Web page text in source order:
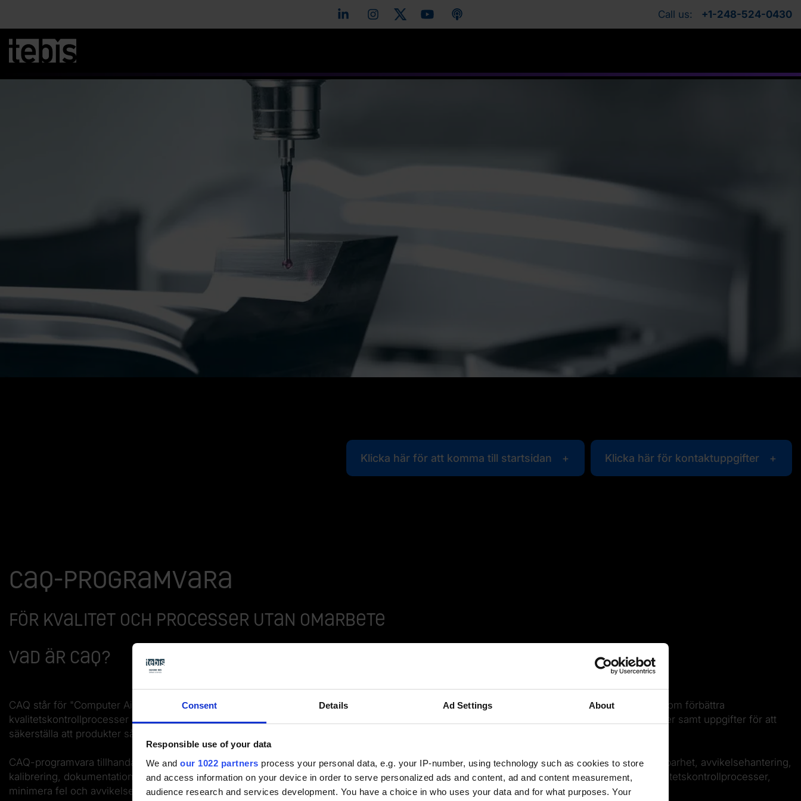
Consent Details Ad Settings About
Responsible use of your data
We and our 1022 partners process your personal data, e.g. your IP-number, using technology such as cookies to store
and access information on your device in order to serve personalized ads and content, ad and content measurement,
audience research and services development. You have a choice in who uses your data and for what purposes. Your
Call us: +1-248-524-0430
Klicka här för att komma till startsidan Klicka här för kontaktuppgifter
CAQ-programvara
För kvalitet och processer utan omarbete
Vad är CAQ?
CAQ står för "Computer Aided Quality" och det är en teknik som används för att använda datorprogram samt system för att underlätta såväl som förbättra
kvalitetskontrollprocesser inom tillverkning och industri. CAQ-system används för att hantera såväl som övervaka kvalitetsrelaterade aktiviteter samt uppgifter för att
säkerställa att produkter såväl som processer uppfyller fastställda kvalitetsstandarder samt föreskrifter.
CAQ-programvara tillhandahåller verktyg såväl som funktioner för att hantera kvalitetsrelaterade processer såsom inspektion, provning, spårbarhet, avvikelsehantering,
kalibrering, dokumentation, statistisk analys samt rapportering. Genom att använda CAQ-system kan man automatisera och effektivisera kvalitetskontrollprocesser,
minimera fel och avvikelser, övervaka produktionskvalitet i realtid samt säkerställa efterlevnad av kvalitetsstandarder.